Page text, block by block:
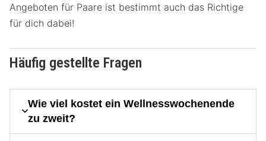
Angeboten für Paare ist bestimmt auch das Richtige
für dich dabei!
Häufig gestellte Fragen
Wie viel kostet ein Wellnesswochenende
zu zweit?